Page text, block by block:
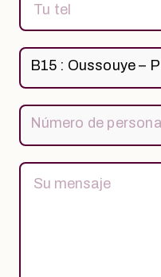
B15 : Oussouye –
Número de